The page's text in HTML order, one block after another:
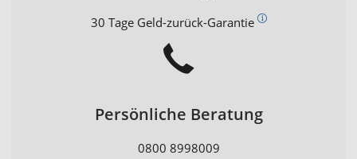
30 Tage Geld-zurück-Garantie
Persönliche Beratung
0800 8998009